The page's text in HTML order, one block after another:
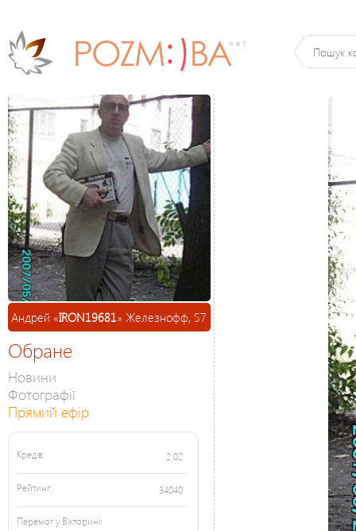
Андрей «IRON19681» Железнофф, 57
Обране
Новини
Фотографії
Прямий ефір
Кредів: 2.02
Рейтинг: 34040
Перемог у Вікторині: